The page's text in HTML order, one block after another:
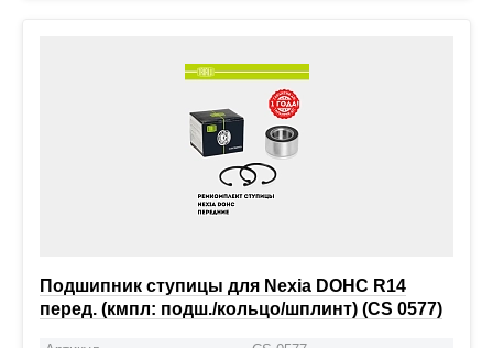
Подшипник ступицы для Nexia DOHC R14
перед. (кмпл: подш./кольцо/шплинт) (CS 0577)